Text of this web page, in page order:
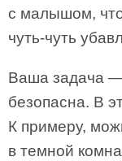
с малышом,
чуть-чуть
Ваша задача —
безопасна. В
К примеру,
в темной